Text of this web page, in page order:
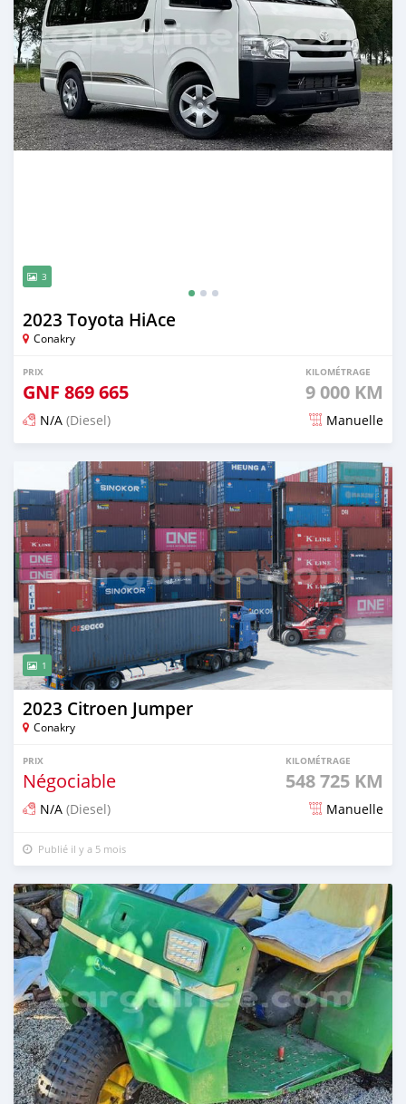
3
2023 Toyota HiAce
Conakry
PRIX
GNF 869 665
KILOMÉTRAGE
9 000 KM
N/A (Diesel) Manuelle
Publié il y a 2 mois
1
2023 Citroen Jumper
Conakry
PRIX
Négociable
KILOMÉTRAGE
548 725 KM
N/A (Diesel) Manuelle
Publié il y a 5 mois